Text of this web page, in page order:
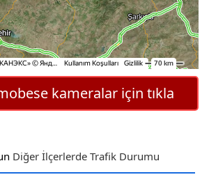
kameralar için tıkla
Diğer İlçerlerde Trafik Durumu